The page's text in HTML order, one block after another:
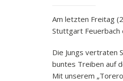
Am letzten Freitag
Stuttgart Feuerbach
Die Jungs vertraten
buntes Treiben auf
Mit unserem